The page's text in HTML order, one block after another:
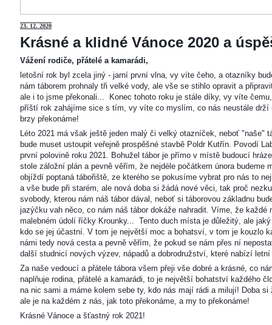
23. 12. 2020
Krásné a klidné Vánoce 2020 a
Vážení rodiče, přátelé a kamarádi,
letošní rok byl zcela jiný - jarní první vlna, vy víte čeho, a otazníky
nám táborem prohnaly tři velké vody, ale vše se stihlo opravit a
ale i to jsme překonali... Konec tohoto roku je stále díky, vy víte
příští rok zahájíme sice s tím, vy víte co myslím, co nás neustále
brzy překonáme!
Léto 2021 má však ještě jeden malý či velký otazníček, neboť "naše"
bude muset ustoupit veřejně prospěšné stavbě Poldr Kutřín. Povodí
první polovině roku 2021. Bohužel tábor je přímo v místě budoucí
stole záložní plán a pevně věřím, že nejdéle počátkem února
objíždí poptaná tábořiště, ze kterého se pokusíme vybrat pro nás to
a vše bude při starém, ale nová doba si žádá nové věci, tak proč
svobody, kterou nám náš tábor dával, neboť si táborovou základnu
jazýčku vah něco, co nám náš tábor dokáže nahradit. Víme, že
malebném údolí říčky Krounky... Tento duch místa je důležitý, ale
kdo se jej účastní. V tom je největší moc a bohatsví, v tom je kouzlo
námi tedy nová cesta a pevně věřím, že pokud se nám přes ní
další studnicí nových výzev, nápadů a dobrodružství, které nabízí letní
Za naše vedoucí a přátele tábora všem přeji vše dobré a krásné, co
naplňuje rodina, přátelé a kamarádi, to je největší bohatství každého
na nic sami a máme kolem sebe ty, kdo nás mají rádi a milují! Doba
ale je na každém z nás, jak toto překonáme, a my to překonáme!
Krásné Vánoce a šťastný rok 2021!